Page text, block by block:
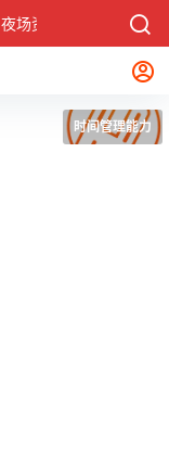
夜场资讯 社区
时间管理能力